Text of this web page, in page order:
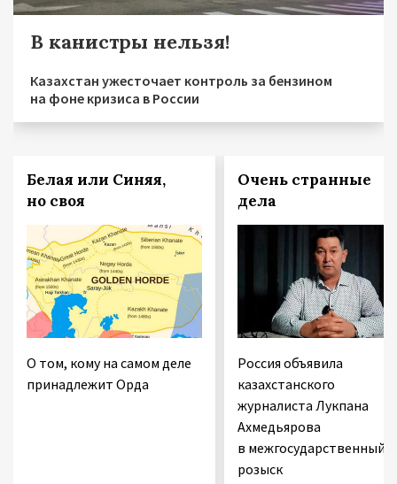
В канистры нельзя!
Казахстан ужесточает контроль за бензином
на фоне кризиса в России
Белая или Синяя,
но своя
О том, кому на самом деле
принадлежит Орда
Очень странные
дела
Россия объявила
казахстанского
журналиста Лукпана
Ахмедьярова
в межгосударственный
розыск